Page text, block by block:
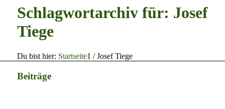
Schlagwortarchiv für: Josef
Tiege
Du bist hier: Startseite1 / Josef Tiege
Beiträge